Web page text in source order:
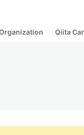
Qiita